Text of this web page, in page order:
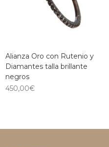
Alianza Oro con Rutenio y
Diamantes talla brillante
negros
450,00€